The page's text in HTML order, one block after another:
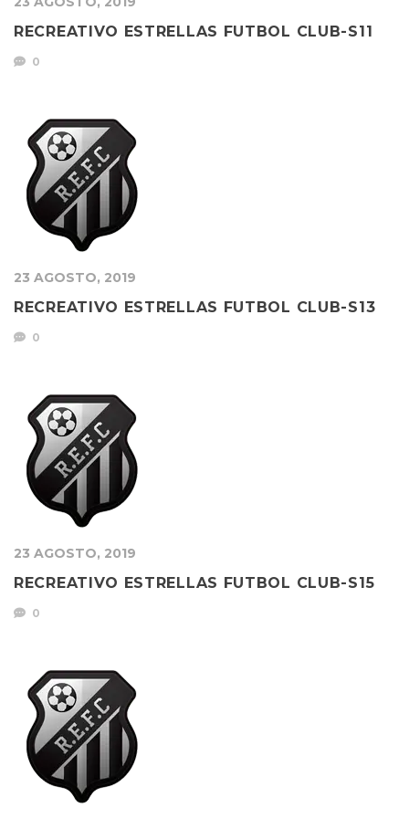
RECREATIVO ESTRELLAS FUTBOL CLUB-S11
0
23 AGOSTO, 2019
RECREATIVO ESTRELLAS FUTBOL CLUB-S13
0
23 AGOSTO, 2019
RECREATIVO ESTRELLAS FUTBOL CLUB-S15
0